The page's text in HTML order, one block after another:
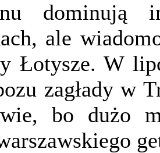
dominują
ale
Łotysze. W
zagłady w
bo dużo